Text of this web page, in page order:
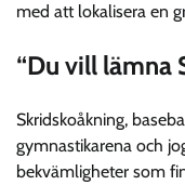
med att lokalisera en
“Du vill lämna
Skridskoåkning,
gymnastikarena och
bekvämligheter som